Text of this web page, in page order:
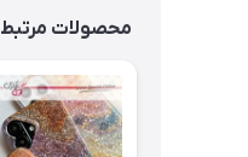
محصولات مرتبط